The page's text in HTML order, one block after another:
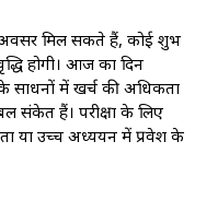
अवसर मिल सकते हैं, कोई शुभ
होगी। आज का दिन
में खर्च की अधिकता
संकेत हैं। परीक्षा के लिए
या उच्च अध्ययन में प्रवेश के